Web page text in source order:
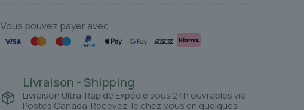
était :
$136.96.
est :
$110.20.
Vous pouvez payer avec :
Livraison - Shipping
Livraison Ultra-Rapide Expédié sous 24h ouvrables via
Postes Canada. Recevez-le chez vous en quelques